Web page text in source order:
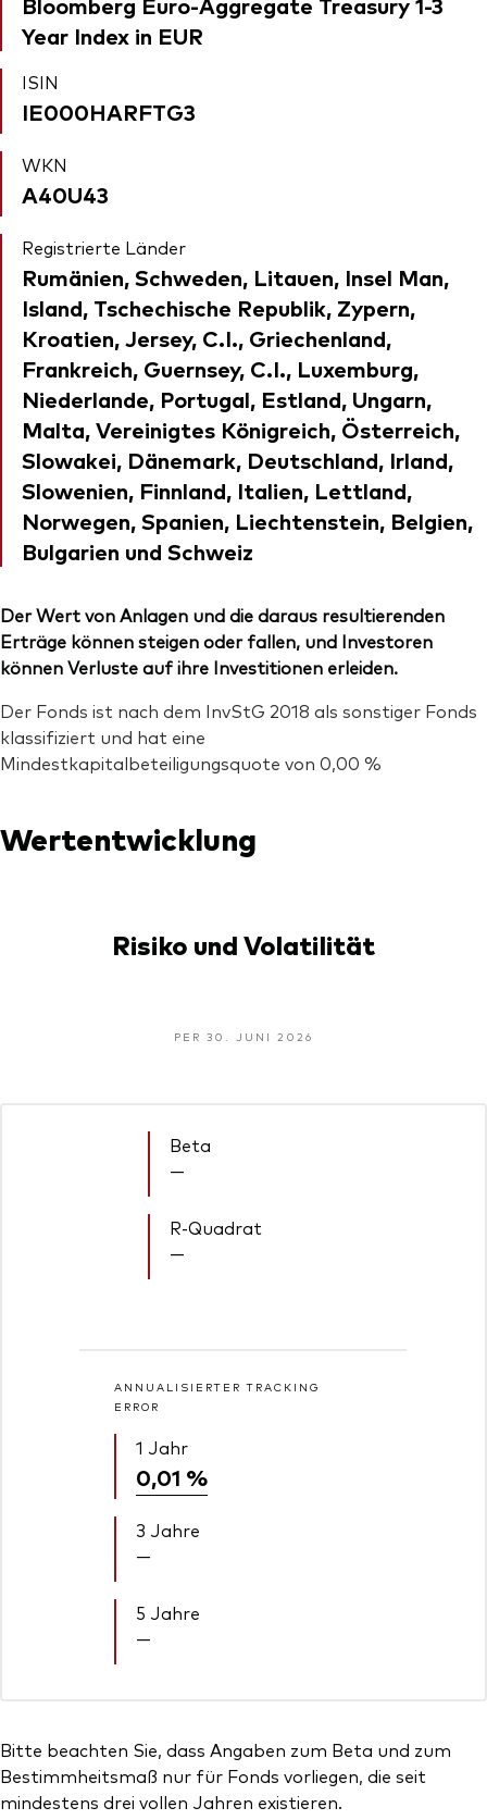
Year Index in EUR
ISIN
IE000HARFTG3
WKN
A40U43
Registrierte Länder
Rumänien, Schweden, Litauen, Insel Man,
Island, Tschechische Republik, Zypern,
Kroatien, Jersey, C.I., Griechenland,
Frankreich, Guernsey, C.I., Luxemburg,
Niederlande, Portugal, Estland, Ungarn,
Malta, Vereinigtes Königreich, Österreich,
Slowakei, Dänemark, Deutschland, Irland,
Slowenien, Finnland, Italien, Lettland,
Norwegen, Spanien, Liechtenstein, Belgien,
Bulgarien und Schweiz
Der Wert von Anlagen und die daraus resultierenden
Erträge können steigen oder fallen, und Investoren
können Verluste auf ihre Investitionen erleiden.
Der Fonds ist nach dem InvStG 2018 als sonstiger Fonds
klassifiziert und hat eine
Mindestkapitalbeteiligungsquote von 0,00 %
Wertentwicklung
Risiko und Volatilität
PER 30. JUNI 2026
Beta
—
R-Quadrat
—
ANNUALISIERTER TRACKING
ERROR
1 Jahr
0,01 %
3 Jahre
—
5 Jahre
—
Bitte beachten Sie, dass Angaben zum Beta und zum
Bestimmheitsmaß nur für Fonds vorliegen, die seit
mindestens drei vollen Jahren existieren.